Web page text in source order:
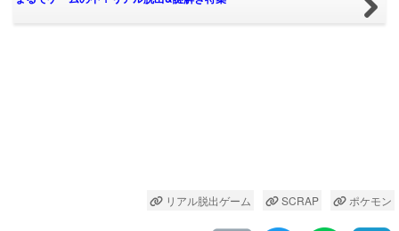
リアル脱出ゲーム SCRAP ポケモン